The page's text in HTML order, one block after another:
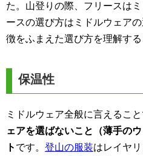
た。山登りの際、フリースは
ースの選び方はミドルウェア
徴をふまえた選び方を理解する
保温性
ミドルウェア全般に言えること
ェアを選ばないこと（薄手の
ト です。 登山の服装はレイヤ